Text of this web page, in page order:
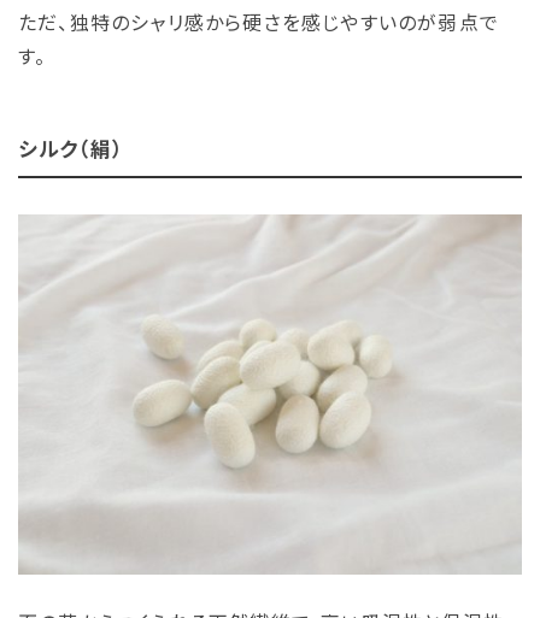
ただ、独特のシャリ感から硬さを感じやすいのが弱点で
す。
シルク（絹）